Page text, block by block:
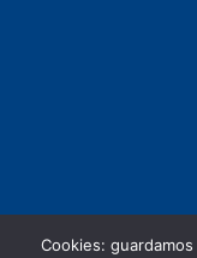
Cookies: